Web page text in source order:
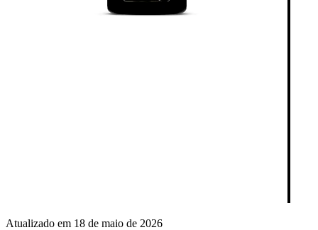
Atualizado em 18 de maio de 2026